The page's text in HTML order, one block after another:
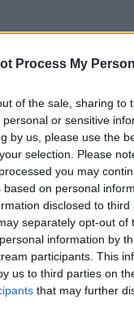
Process My
of the sale, sharing to
or sensitive
by us, please use the
selection. Please
you may
based on personal
disclosed to
separately opt-out of
information by
participants. This
us to third parties on
that may further